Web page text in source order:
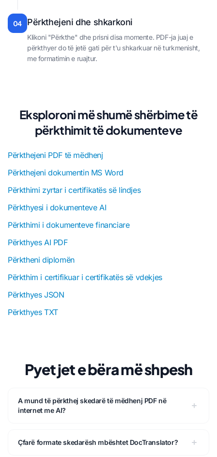
04 Përkthejeni dhe shkarkoni
Klikoni "Përkthe" dhe prisni disa momente. PDF-ja juaj e
përkthyer do të jetë gati për t'u shkarkuar në turkmenisht,
me formatimin e ruajtur.
Eksploroni më shumë shërbime të
përkthimit të dokumenteve
Përkthejeni PDF të mëdhenj
Përkthejeni dokumentin MS Word
Përkthimi zyrtar i certifikatës së lindjes
Përkthyesi i dokumenteve AI
Përkthimi i dokumenteve financiare
Përkthyes AI PDF
Përktheni diplomën
Përkthim i certifikuar i certifikatës së vdekjes
Përkthyes JSON
Përkthyes TXT
Pyetjet e bëra më shpesh
A mund të përkthej skedarë të mëdhenj PDF në
internet me AI?
Çfarë formate skedarësh mbështet DocTranslator?